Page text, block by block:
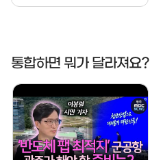
통합하면 뭐가 달라져요?